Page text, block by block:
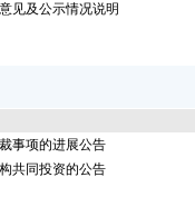
见及公示情况说明
事项的进展公告
共同投资的公告